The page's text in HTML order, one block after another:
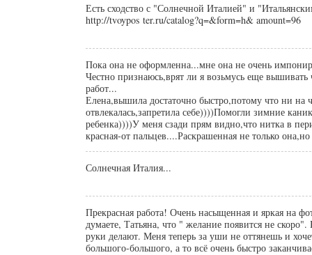
Есть сходство с "Солнечной Италией" и
http://tvoypos ter.ru/catalog?q=&form=h& amount=96
Пока она не оформленна...мне она не очень
Честно признаюсь,врят ли я возьмусь еще вышивать
работ...
Елена,вышила достаточно быстро,потому что ни на
отвлекалась,запретила себе))))Помогли зимние
ребенка))))У меня сзади прям видно,что нитка в
красная-от пальцев....Раскрашенная не только
Солнечная Италия...
Прекрасная работа! Очень насыщенная и яркая на
думаете, Татьяна, что " желание появится не скоро".
руки делают. Меня теперь за уши не оттянешь и
большого-большого, а то всё очень быстро